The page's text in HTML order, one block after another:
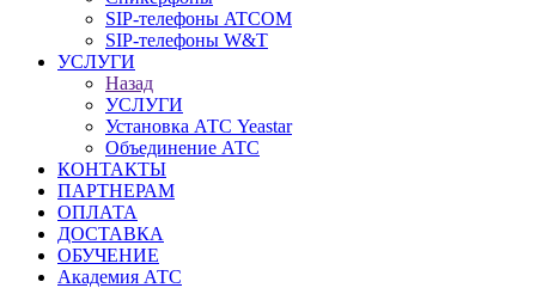
SIP-телефоны ATCOM
SIP-телефоны W&T
УСЛУГИ
Назад
УСЛУГИ
Установка АТС Yeastar
Объединение АТС
КОНТАКТЫ
ПАРТНЕРАМ
ОПЛАТА
ДОСТАВКА
ОБУЧЕНИЕ
Академия АТС